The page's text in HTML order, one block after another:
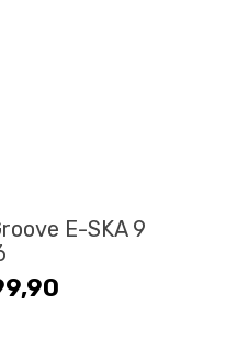
E-SKA 9